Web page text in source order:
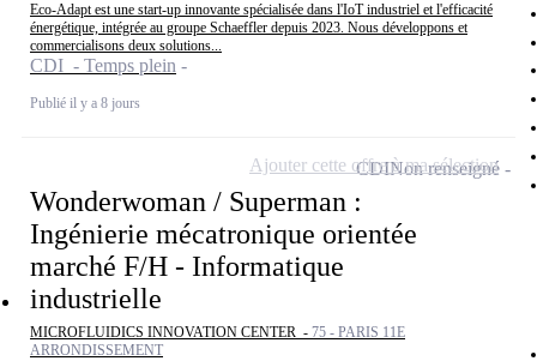
Eco-Adapt est une start-up innovante spécialisée dans l'IoT industriel et l'efficacité
énergétique, intégrée au groupe Schaeffler depuis 2023. Nous développons et
commercialisons deux solutions...
CDI - Temps plein
Publié il y a 8 jours
Wonderwoman / Superman :
Ingénierie mécatronique orientée
marché F/H - Informatique
industrielle
MICROFLUIDICS INNOVATION CENTER - 75 - PARIS 11E
ARRONDISSEMENT
CDINon renseigné
Ajouter cette offre à ma sélection